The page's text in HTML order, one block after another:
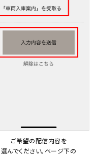
ご希望の配信内容を
選んでください。ページ下の